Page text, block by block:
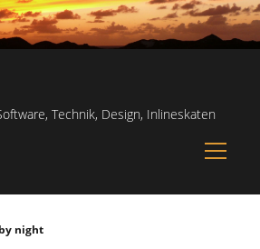
Technik, Design, Inlineskaten
open
menu
night